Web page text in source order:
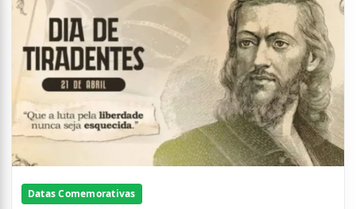
Datas Comemorativas